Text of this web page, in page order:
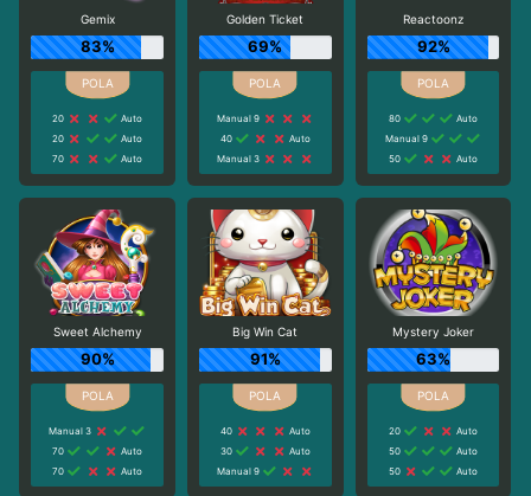
Gemix
83%
20
Auto
20
Auto
70
Auto
Golden Ticket
69%
Manual 9
40
Auto
Manual 3
Reactoonz
92%
80
Auto
Manual 9
50
Auto
Sweet Alchemy
90%
Manual 3
70
Auto
70
Auto
Big Win Cat
91%
40
Auto
30
Auto
Manual 9
Mystery Joker
63%
20
Auto
50
Auto
50
Auto